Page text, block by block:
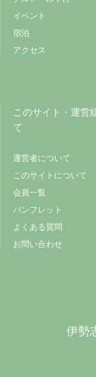
イベント
宿泊
アクセス
このサイト・運営
て
運営者について
このサイトについて
会員一覧
パンフレット
よくある質問
お問い合わせ
伊勢